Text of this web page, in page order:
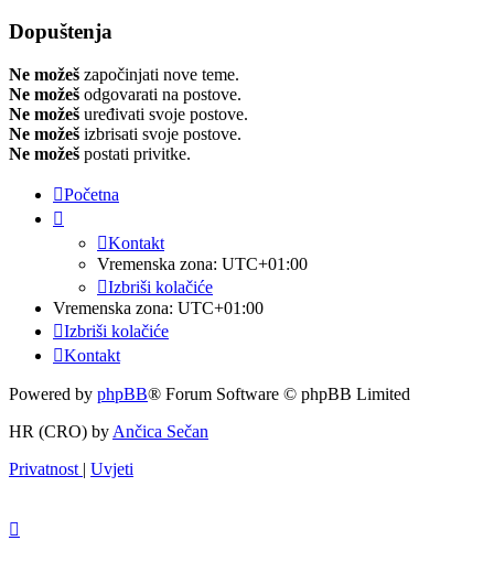
Dopuštenja
Ne možeš započinjati nove teme.
Ne možeš odgovarati na postove.
Ne možeš uređivati svoje postove.
Ne možeš izbrisati svoje postove.
Ne možeš postati privitke.
Početna
Kontakt
Vremenska zona: UTC+01:00
Izbriši kolačiće
Vremenska zona: UTC+01:00
Izbriši kolačiće
Kontakt
Powered by phpBB® Forum Software © phpBB Limited
HR (CRO) by Ančica Sečan
Privatnost | Uvjeti